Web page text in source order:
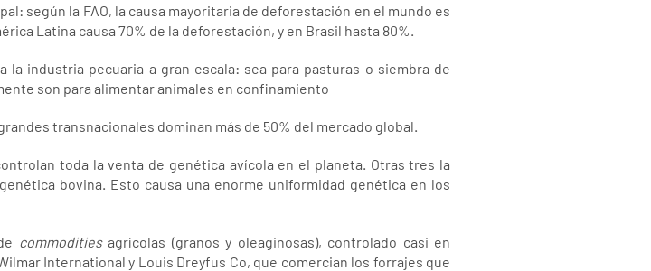
según la FAO, la causa mayoritaria de deforestación en el mundo es
Latina causa 70% de la deforestación, y en Brasil hasta 80%.
la industria pecuaria a gran escala: sea para pasturas o siembra de
son para alimentar animales en confinamiento
transnacionales dominan más de 50% del mercado global.
toda la venta de genética avícola en el planeta. Otras tres la
bovina. Esto causa una enorme uniformidad genética en los
commoditiesagrícolas (granos y oleaginosas), controlado casi en
International y Louis Dreyfus Co, que comercian los forrajes que